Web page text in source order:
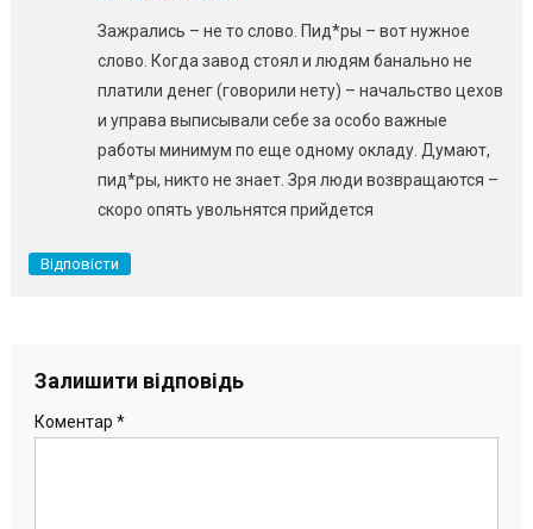
Зажрались – не то слово. Пид*ры – вот нужное
слово. Когда завод стоял и людям банально не
платили денег (говорили нету) – начальство цехов
и управа выписывали себе за особо важные
работы минимум по еще одному окладу. Думают,
пид*ры, никто не знает. Зря люди возвращаются –
скоро опять увольнятся прийдется
Відповісти
Залишити відповідь
Коментар *